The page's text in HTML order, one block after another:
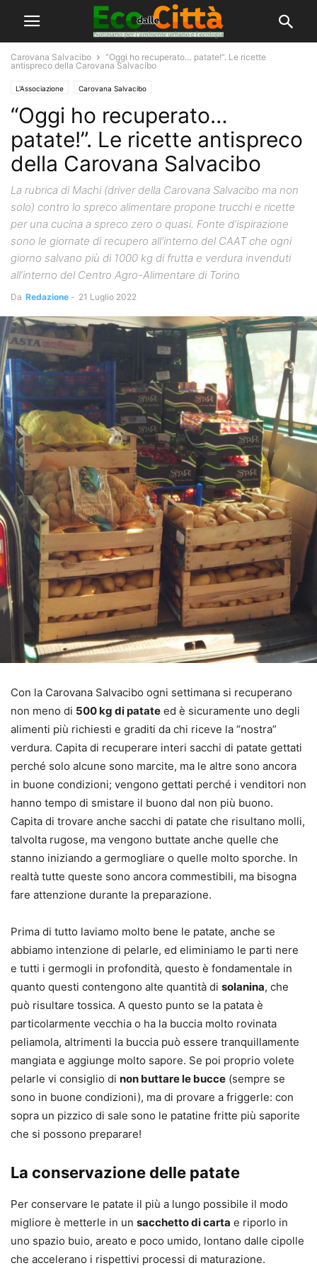
Carovana Salvacibo
​“Oggi ho recuperato… patate!”. Le ricette
antispreco della Carovana Salvacibo
L'Associazione Carovana Salvacibo
​“Oggi ho recuperato…
patate!”. Le ricette antispreco
della Carovana Salvacibo
La rubrica di Machi (driver della Carovana Salvacibo ma non
solo) contro lo spreco alimentare propone trucchi e ricette
per una cucina a spreco zero o quasi. Fonte d’ispirazione
sono le giornate di recupero all’interno del CAAT che ogni
giorno salvano più di 1000 kg di frutta e verdura invenduti
all’interno del Centro Agro-Alimentare di Torino
Da Redazione - 21 Luglio 2022
Con la Carovana Salvacibo ogni settimana si recuperano
non meno di 500 kg di patate ed è sicuramente uno degli
alimenti più richiesti e graditi da chi riceve la “nostra”
verdura. Capita di recuperare interi sacchi di patate gettati
perché solo alcune sono marcite, ma le altre sono ancora
in buone condizioni; vengono gettati perché i venditori non
hanno tempo di smistare il buono dal non più buono.
Capita di trovare anche sacchi di patate che risultano molli,
talvolta rugose, ma vengono buttate anche quelle che
stanno iniziando a germogliare o quelle molto sporche. In
realtà tutte queste sono ancora commestibili, ma bisogna
fare attenzione durante la preparazione.
Prima di tutto laviamo molto bene le patate, anche se
abbiamo intenzione di pelarle, ed eliminiamo le parti nere
e tutti i germogli in profondità, questo è fondamentale in
quanto questi contengono alte quantità di solanina, che
può risultare tossica. A questo punto se la patata è
particolarmente vecchia o ha la buccia molto rovinata
peliamola, altrimenti la buccia può essere tranquillamente
mangiata e aggiunge molto sapore. Se poi proprio volete
pelarle vi consiglio di non buttare le bucce (sempre se
sono in buone condizioni), ma di provare a friggerle: con
sopra un pizzico di sale sono le patatine fritte più saporite
che si possono preparare!
​La conservazione delle patate
Per conservare le patate il più a lungo possibile il modo
migliore è metterle in un sacchetto di carta e riporlo in
uno spazio buio, areato e poco umido, lontano dalle cipolle
che accelerano i rispettivi processi di maturazione.